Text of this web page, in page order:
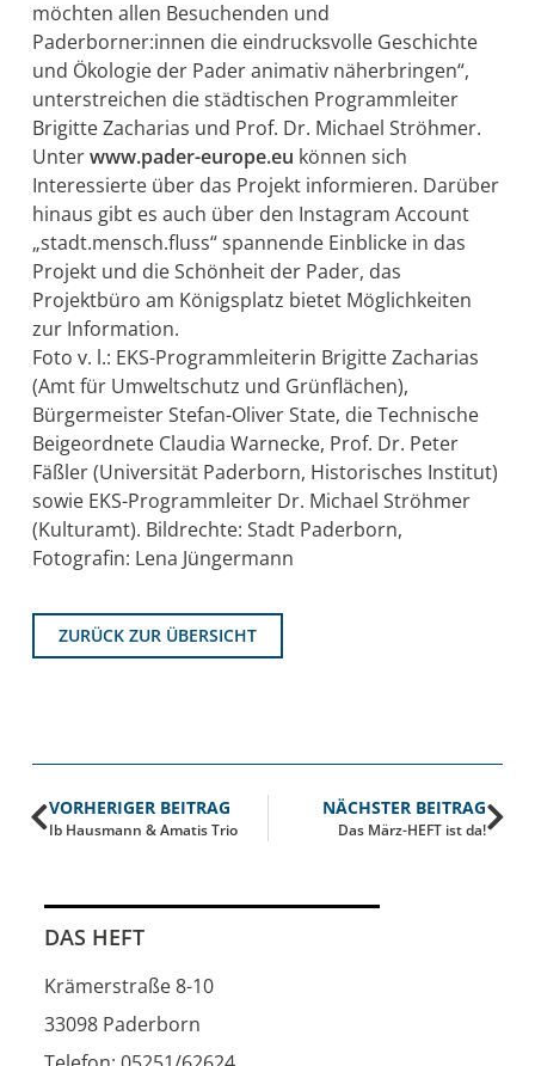
möchten allen Besuchenden und
Paderborner:innen die eindrucksvolle Geschichte
und Ökologie der Pader animativ näherbringen“,
unterstreichen die städtischen Programmleiter
Brigitte Zacharias und Prof. Dr. Michael Ströhmer.
Unterwww.pader-europe.eu können sich
Interessierte über das Projekt informieren. Darüber
hinaus gibt es auch über den Instagram Account
„stadt.mensch.fluss“ spannende Einblicke in das
Projekt und die Schönheit der Pader, das
Projektbüro am Königsplatz bietet Möglichkeiten
zur Information.
Foto v. l.: EKS-Programmleiterin Brigitte Zacharias
(Amt für Umweltschutz und Grünflächen),
Bürgermeister Stefan-Oliver State, die Technische
Beigeordnete Claudia Warnecke, Prof. Dr. Peter
Fäßler (Universität Paderborn, Historisches Institut)
sowie EKS-Programmleiter Dr. Michael Ströhmer
(Kulturamt). Bildrechte: Stadt Paderborn,
Fotografin: Lena Jüngermann
ZURÜCK ZUR ÜBERSICHT
VORHERIGER BEITRAG
Ib Hausmann & Amatis Trio
NÄCHSTER BEITRAG
Das März-HEFT ist da!
DAS HEFT
Krämerstraße 8-10
33098 Paderborn